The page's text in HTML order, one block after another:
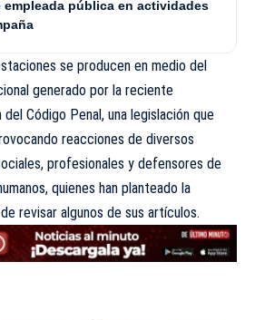
empleada pública en actividades
se producen en medio del
generado por la reciente
del Código Penal, una legislación que
reacciones de diversos
profesionales y defensores de
quienes han planteado la
revisar algunos de sus artículos.